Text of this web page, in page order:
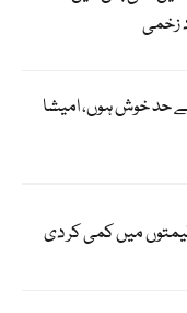
بے حد خوش ہوں، امیشا
میں کمی کر دی